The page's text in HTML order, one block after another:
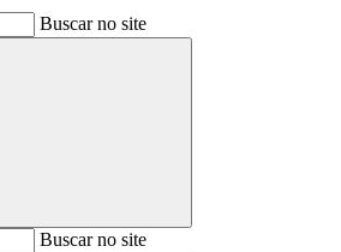
Buscar no site
BuscarBuscar no site